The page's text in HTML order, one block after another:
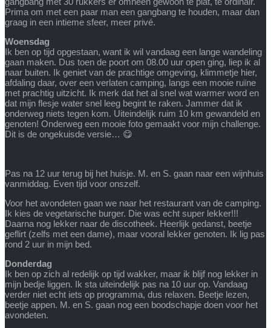
Prima om met een paar man een gangbang te houden, maar dan
graag in een intieme sfeer, meer privé.
Woensdag
Ik ben op tijd opgestaan, want ik wil vandaag een lange wandeling
gaan maken. Dus toen de poort om 08.00 uur open ging, liep ik al
naar buiten. Ik geniet van de prachtige omgeving, klimmetje hier,
afdaling daar, over een verlaten camping, langs een mooie ruïne
met prachtig uitzicht. Ik merk dat het al snel wat warmer word en
dat mijn flesje water snel leeg begint te raken. Jammer dat ik
onderweg niets tegen kom. Uiteindelijk ruim 10 km gewandeld en
genoten! Onderweg een mooie foto gemaakt voor mijn challenge.
Dit is de ongekuisde versie… 😋
Pas na 12 uur terug bij het huisje. M. en S. gaan naar een wijnhuis
vanmiddag. Even tijd voor onszelf.
Voor het avondeten gaan we naar het restaurant van de camping.
Ik kies de vegetarische burger. Die was echt super lekker!!!
Daarna nog lekker naar de discotheek. Heerlijk gedanst, beetje
geflirt (zelfs met een dame), maar vooral lekker genoten. Ik lig pas
rond 2 uur in mijn bed.
Donderdag
Ik ben op zich al redelijk op tijd wakker, maar ik blijf nog lekker in
mijn bedje liggen. Ik sta uiteindelijk pas na 10 uur op. Vandaag
verder niet echt iets op programma, dus relaxen. Beetje lezen,
beetje appen. M. en S. gaan nog een boodschapje doen voor het
avondeten.